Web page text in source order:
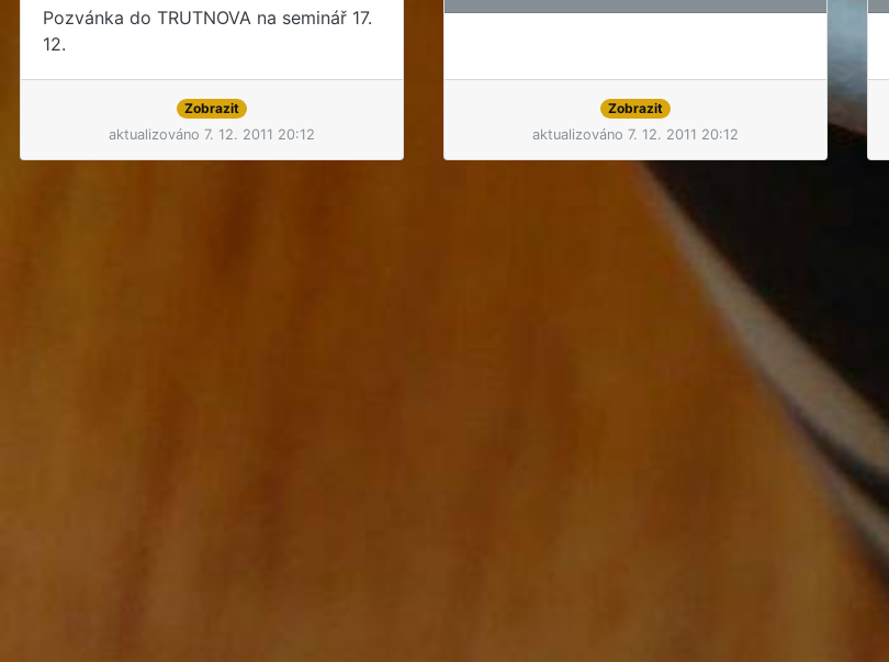
Pozvánka do TRUTNOVA na seminář 17.
12.
Zobrazit
aktualizováno 7. 12. 2011 20:12
Zobrazit
aktualizováno 7. 12. 2011 20:12